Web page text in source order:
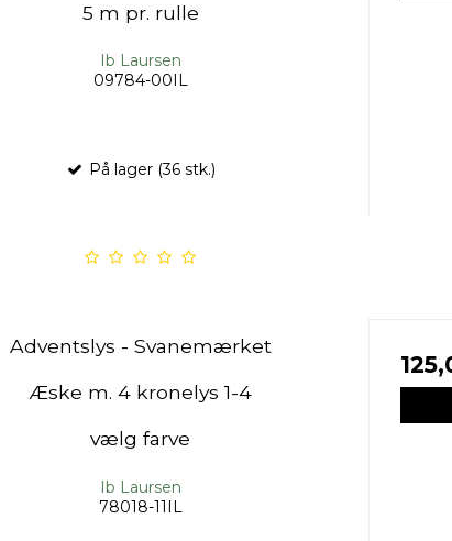
5 m pr. rulle
Ib Laursen
09784-00IL
På lager (36 stk.)
Adventslys - Svanemærket
Æske m. 4 kronelys 1-4
vælg farve
Ib Laursen
78018-11IL